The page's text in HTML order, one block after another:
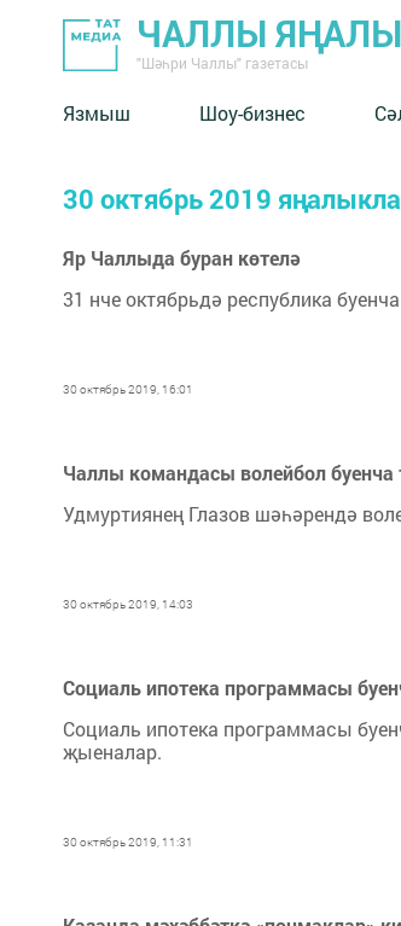
ЧАЛЛЫ
"Шәһри Чаллы" газетасы
Язмыш Шоу-бизнес
30 октябрь 2019
Яр Чаллыда буран көтелә
31 нче октябрьдә республика
30 октябрь 2019, 16:01
Чаллы командасы волейбол буенча
Удмуртиянең Глазов шәһәрендә
30 октябрь 2019, 14:03
Социаль ипотека программасы
Социаль ипотека программасы
җыеналар.
30 октябрь 2019, 11:31